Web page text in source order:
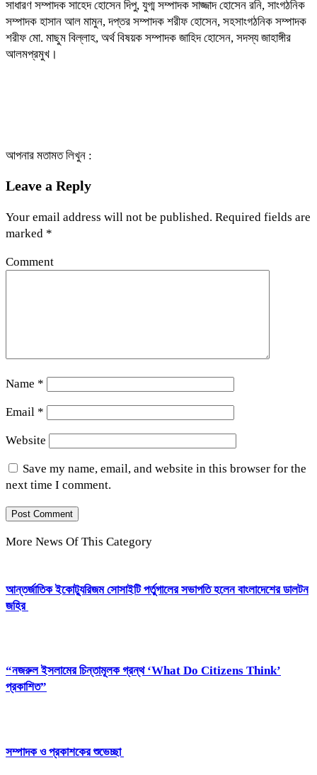
সাধারণ সম্পাদক সাহেদ হোসেন দিপু, যুগ্ম সম্পাদক সাজ্জাদ হোসেন রনি, সাংগঠনিক
সম্পাদক হাসান আল মামুন, দপ্তর সম্পাদক শরীফ হোসেন, সহসাংগঠনিক সম্পাদক
শরীফ মো. মাছুম বিল্লাহ, অর্থ বিষয়ক সম্পাদক জাহিদ হোসেন, সদস্য জাহাঙ্গীর
আলমপ্রমুখ।
আপনার মতামত লিখুন :
Leave a Reply
Your email address will not be published. Required fields are
marked *
Comment
Name *
Email *
Website
Save my name, email, and website in this browser for the
next time I comment.
More News Of This Category
আন্তর্জাতিক ইকোট্যুরিজম সোসাইটি পর্তুগালের সভাপতি হলেন বাংলাদেশের ডালটন
জহির
“নজরুল ইসলামের চিন্তামূলক গ্রন্থ ‘What Do Citizens Think’
প্রকাশিত”
সম্পাদক ও প্রকাশকের শুভেচ্ছা